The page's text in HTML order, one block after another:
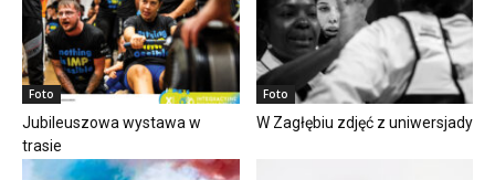
Foto
Jubileuszowa wystawa w
trasie
Foto
W Zagłębiu zdjęć z uniwersjady